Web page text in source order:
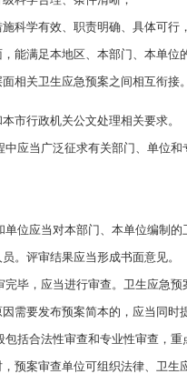
学有效、职责明确、具体可行
满足本地区、本部门、本单位
相关卫生应急预案之间相互衔接
市行政机关公文处理相关要求。
当广泛征求有关部门、单位和
应当对本部门、本单位编制的
。评审结果应当形成书面意见。
，应当进行审查。卫生应急预
需要发布预案简本的，应当同
合法性审查和专业性审查，重
预案审查单位可组织法律、卫